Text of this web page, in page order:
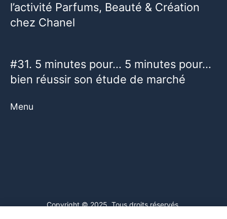
l’activité Parfums, Beauté & Création
chez Chanel
#31. 5 minutes pour… 5 minutes pour…
bien réussir son étude de marché
Menu
Copyright © 2025. Tous droits réservés.